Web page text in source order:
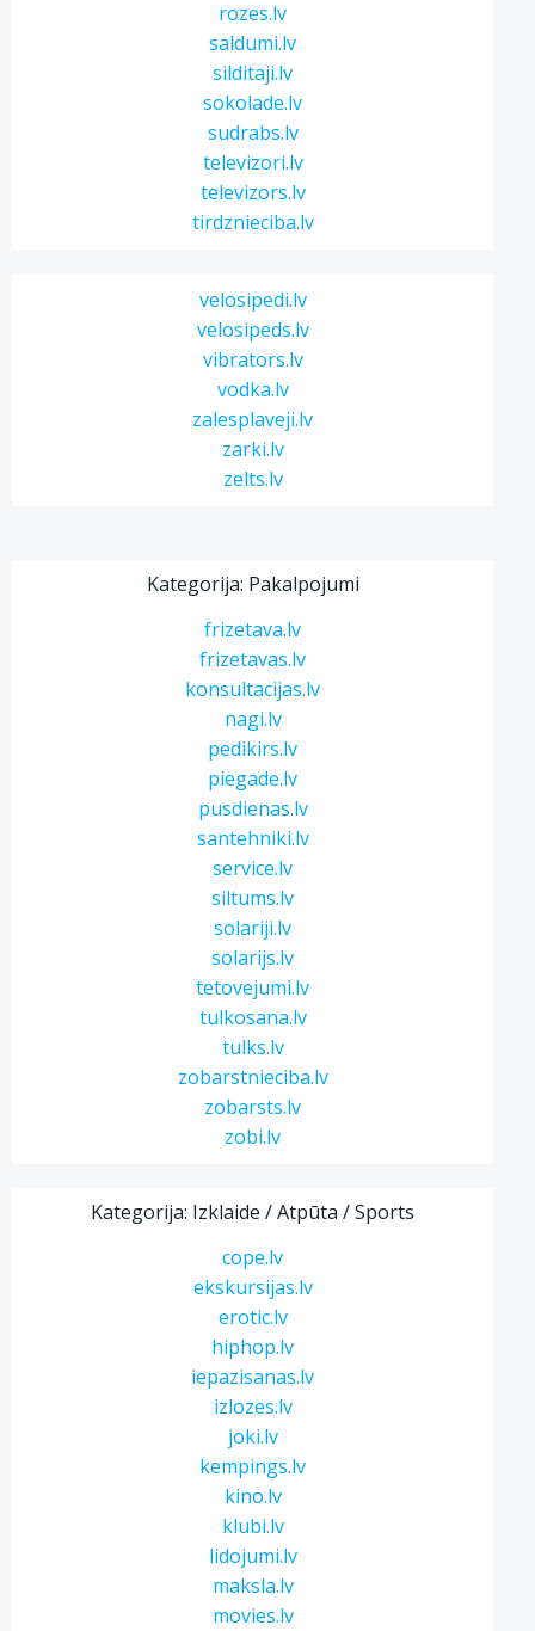
rozes.lv
saldumi.lv
silditaji.lv
sokolade.lv
sudrabs.lv
televizori.lv
televizors.lv
tirdznieciba.lv
velosipedi.lv
velosipeds.lv
vibrators.lv
vodka.lv
zalesplaveji.lv
zarki.lv
zelts.lv
Kategorija: Pakalpojumi
frizetava.lv
frizetavas.lv
konsultacijas.lv
nagi.lv
pedikirs.lv
piegade.lv
pusdienas.lv
santehniki.lv
service.lv
siltums.lv
solariji.lv
solarijs.lv
tetovejumi.lv
tulkosana.lv
tulks.lv
zobarstnieciba.lv
zobarsts.lv
zobi.lv
Kategorija: Izklaide / Atpūta / Sports
cope.lv
ekskursijas.lv
erotic.lv
hiphop.lv
iepazisanas.lv
izlozes.lv
joki.lv
kempings.lv
kino.lv
klubi.lv
lidojumi.lv
maksla.lv
movies.lv